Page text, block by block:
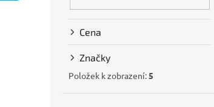
Cena
Značky
Položek k zobrazení:5